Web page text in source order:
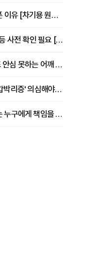
허리 MRI는 정상인데 계속 아픈 이유 [차기용 원장 칼럼]
휴가철 건강검진, 금식·복용약 등 사전 확인 필요 [정도감 원장 칼럼]
"40대인데 오십견?"...3040도 안심 못하는 어깨 유착성 관절낭염
손발톱 들뜨고 벗겨진다면 '조갑박리증' 의심해야 [김철윤 원장 칼럼]
자율주행자동차 사고, 피해자는 누구에게 책임을 물을 수 있을까